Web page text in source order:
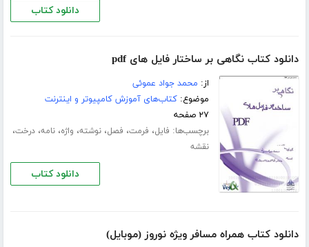
دانلود کتاب
دانلود کتاب نگاهی بر ساختار فایل های pdf
از: محمد جواد عموئی
موضوع:کتاب‌های آموزش کامپیوتر و اینترنت
۲۷ صفحه
برچسب‌ها: فایل، فرمت، فصل،نوشته، واژه،نامه،درخت،
نقشه
دانلود کتاب
دانلود کتاب همراه مسافر ویژه نوروز (موبایل)